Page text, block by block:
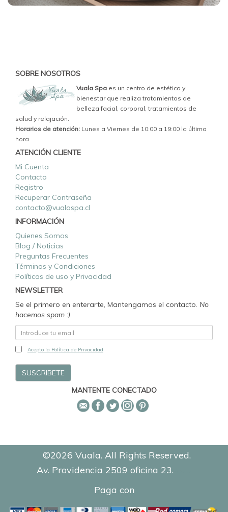
SOBRE NOSOTROS
Vuala Spa es un centro de estética y
bienestar que realiza tratamientos de
belleza facial, corporal, tratamientos de
salud y relajación.
Horarios de atención: Lunes a Viernes de 10:00 a 19:00 la última
hora.
ATENCIÓN CLIENTE
Mi Cuenta
Contacto
Registro
Recuperar Contraseña
contacto@vualaspa.cl
INFORMACIÓN
Quienes Somos
Blog / Noticias
Preguntas Frecuentes
Términos y Condiciones
Políticas de uso y Privacidad
NEWSLETTER
Se el primero en enterarte, Mantengamos el contacto. No
hacemos spam :)
Acepto la Política de Privacidad
MANTENTE CONECTADO
©2026 Vuala. All Rights Reserved.
Av. Providencia 2509 oficina 23.
Paga con